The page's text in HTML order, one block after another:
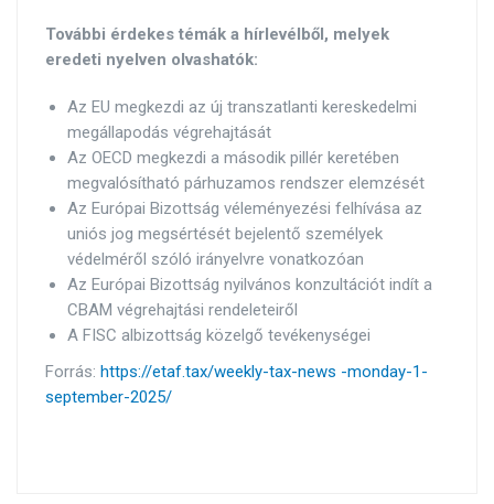
További érdekes témák a hírlevélből, melyek
eredeti nyelven olvashatók:
Az EU megkezdi az új transzatlanti kereskedelmi
megállapodás végrehajtását
Az OECD megkezdi a második pillér keretében
megvalósítható párhuzamos rendszer elemzését
Az Európai Bizottság véleményezési felhívása az
uniós jog megsértését bejelentő személyek
védelméről szóló irányelvre vonatkozóan
Az Európai Bizottság nyilvános konzultációt indít a
CBAM végrehajtási rendeleteiről
A FISC albizottság közelgő tevékenységei
Forrás: https://etaf.tax/weekly-tax-news -monday-1-
september-2025/